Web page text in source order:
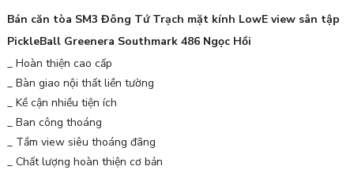
Bán căn tòa SM3 Đông Tứ Trạch mặt kính LowE view sân tập
PickleBall Greenera Southmark 486 Ngọc Hồi
_ Hoàn thiện cao cấp
_ Bàn giao nội thất liền tường
_ Kề cận nhiều tiện ích
_ Ban công thoáng
_ Tầm view siêu thoáng đãng
_ Chất lượng hoàn thiện cơ bản